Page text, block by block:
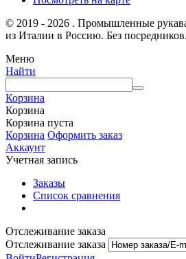
© 2019 - 2026 . Промышленные
из Италии в Россию. Без посредников.
Меню
Найти
Корзина
Корзина
Корзина пуста
Корзина Оформить заказ
Аккаунт
Учетная запись
Заказы
Список сравнения
Отслеживание заказа
Отслеживание заказа